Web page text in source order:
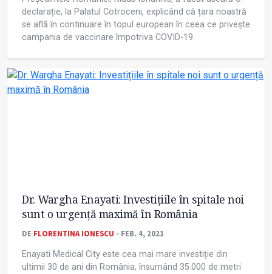
declarație, la Palatul Cotroceni, explicând că țara noastră
se află în continuare în topul european în ceea ce privește
campania de vaccinare împotriva COVID-19.
Dr. Wargha Enayati: Investițiile în spitale noi
sunt o urgență maximă în România
DE FLORENTINA IONESCU - FEB. 4, 2021
Enayati Medical City este cea mai mare investiție din
ultimii 30 de ani din România, însumând 35.000 de metri